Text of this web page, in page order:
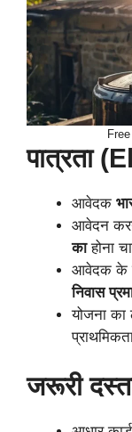
पात्रता
आवेदक
आवेदन
काहोना
आवेदक के
निवास
योजना
जरूरी